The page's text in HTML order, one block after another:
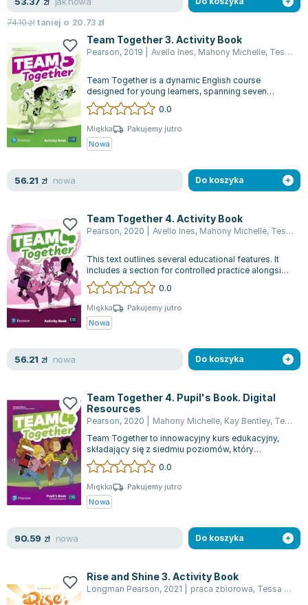
74.10złtaniej o 20.73 zł
Team Together 3. Activity Book
Pearson, 2019 Avello Ines, Mahony Michelle, Tessa Lochow
Team Together is a dynamic English course
designed for young learners, spanning seven
levels. It focuses on not only language deve...
0.0
Miękka
Pakujemy jutro
Nowa
56.21 zł nowa Do koszyka
Team Together 4. Activity Book
Pearson, 2020 Avello Ines, Mahony Michelle, Tessa Lochow
This text outlines several educational features. It
includes a section for controlled practice alongside
freer practice, allowing...
0.0
Miękka
Pakujemy jutro
Nowa
56.21 zł nowa Do koszyka
Team Together 4. Pupil's Book. Digital
Resources
Pearson, 2020 Mahony Michelle, Kay Bentley, Tessa Lochow
Team Together to innowacyjny kurs edukacyjny,
składający się z siedmiu poziomów, który
umożliwia rozwój umiejętności językowych i...
0.0
Miękka
Pakujemy jutro
Nowa
90.59 zł nowa Do koszyka
Rise and Shine 3. Activity Book
Longman Pearson, 2021 praca zbiorowa, Tessa Lochow